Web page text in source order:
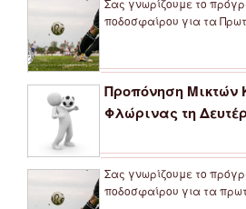
Σας γνωρίζουμε το
ποδοσφαίρου για τα
Προπόνηση Μικτών
Φλώρινας τη
Σας γνωρίζουμε το
ποδοσφαίρου για τα